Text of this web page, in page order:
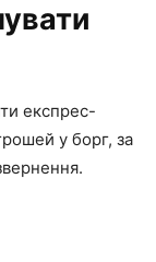
експрес-
у борг, за